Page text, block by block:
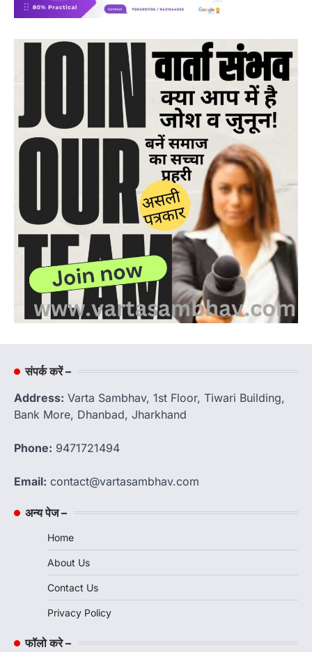
संपर्क करें –
Address: Varta Sambhav, 1st Floor, Tiwari Building,
Bank More, Dhanbad, Jharkhand
Phone: 9471721494
Email: contact@vartasambhav.com
अन्य पेज –
Home
About Us
Contact Us
Privacy Policy
फॉलो करे –